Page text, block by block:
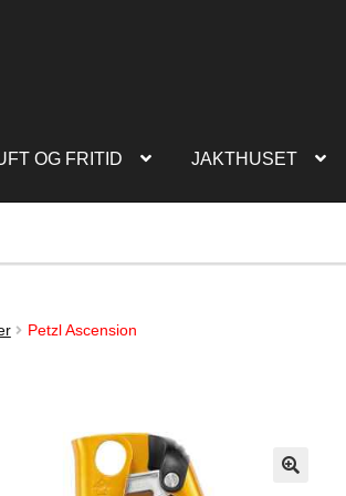
OG FRITID JAKTHUSET
Petzl Ascension